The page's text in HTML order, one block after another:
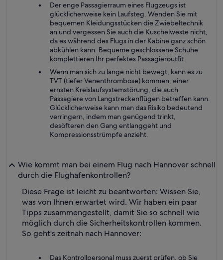
Der enge Passagierraum eines Flugzeugs ist
glücklicherweise kein Laufsteg. Wenden Sie mit
bequemen Kleidungsstücken die Zwiebeltechnik
an und vergessen Sie auch die Kuschelweste nicht,
da es während des Flugs in der Kabine ganz schön
abkühlen kann. Bequeme geschlossene Schuhe
komplettieren Ihr perfektes Passagieroutfit.
Wenn man sich zu lange nicht bewegt, kann es zu
TVT (tiefer Venenthrombose) kommen, einer
ernsten Kreislaufsystemstörung, die auch
Passagiere von Langstreckenflügen betreffen kann.
Glücklicherweise kann man das Risiko bedeutend
verringern, indem man genügend trinkt,
desöfteren den Gang entlanggeht und
Kompressionsstrümpfe anzieht.
Wie kommt man bei einem Flug nach Hannover schnell
durch die Flughafenkontrollen?
Diese Frage ist leicht zu beantworten: Wissen Sie,
was von Ihnen erwartet wird. Wir haben ein paar
Tipps zusammengestellt, damit Sie so schnell wie
möglich durch die Sicherheitskontrollen kommen.
So geht's zeitnah nach Hannover:
Das Kontrollpersonal muss zuerst prüfen, ob Sie